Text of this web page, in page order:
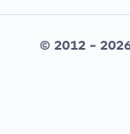
Editais publicados
CONCURSOS POR
© 2012 -